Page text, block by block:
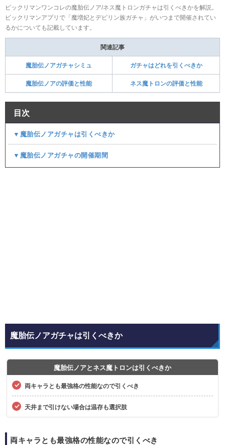
ビックリマンワンコレの魔胎伝ノア/ネス魔トロンガチャは引くべきかを解説。
ビックリマンアプリで「魔増妃とデビリン族ガチャ」がいつまで開催されてい
るかについても記載しています。
関連記事
魔胎伝ノアガチャシミュ ガチャはどれを引くべきか
魔胎伝ノアの評価と性能 ネス魔トロンの評価と性能
目次
▼魔胎伝ノアガチャは引くべきか
▼魔胎伝ノアガチャの開催期間
魔胎伝ノアガチャは引くべきか
魔胎伝ノアとネス魔トロンは引くべきか
両キャラとも最強格の性能なので引くべき
天井まで引けない場合は温存も選択肢
両キャラとも最強格の性能なので引くべき